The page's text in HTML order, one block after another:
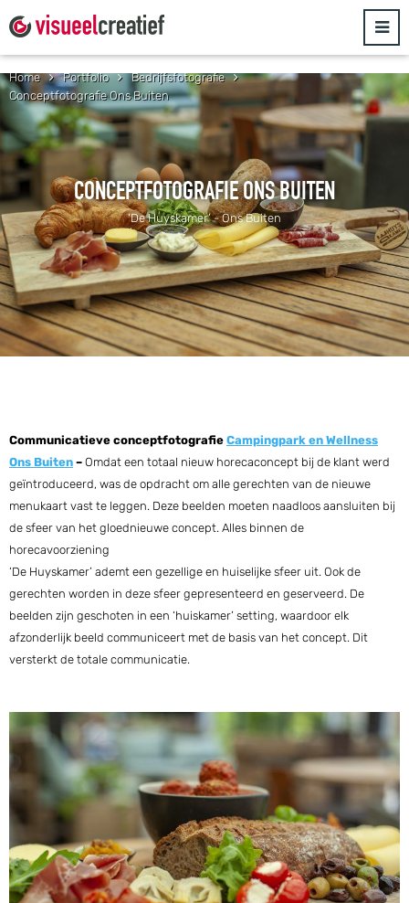
Home Portfolio
Bedrijfsfotografie
Conceptfotografie Ons Buiten
CONCEPTFOTOGRAFIE ONS BUITEN
‘De Huyskamer’ - Ons Buiten
Communicatieve conceptfotografie Campingpark en Wellness
Ons Buiten – Omdat een totaal nieuw horecaconcept bij de klant werd
geïntroduceerd, was de opdracht om alle gerechten van de nieuwe
menukaart vast te leggen. Deze beelden moeten naadloos aansluiten bij
de sfeer van het gloednieuwe concept. Alles binnen de
horecavoorziening
‘De Huyskamer’ ademt een gezellige en huiselijke sfeer uit. Ook de
gerechten worden in deze sfeer gepresenteerd en geserveerd. De
beelden zijn geschoten in een ‘huiskamer’ setting, waardoor elk
afzonderlijk beeld communiceert met de basis van het concept. Dit
versterkt de totale communicatie.